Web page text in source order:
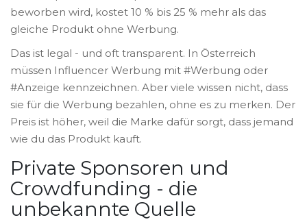
beworben wird, kostet 10 % bis 25 % mehr als das
gleiche Produkt ohne Werbung.
Das ist legal - und oft transparent. In Österreich
müssen Influencer Werbung mit #Werbung oder
#Anzeige kennzeichnen. Aber viele wissen nicht, dass
sie für die Werbung bezahlen, ohne es zu merken. Der
Preis ist höher, weil die Marke dafür sorgt, dass jemand
wie du das Produkt kauft.
Private Sponsoren und
Crowdfunding - die
unbekannte Quelle